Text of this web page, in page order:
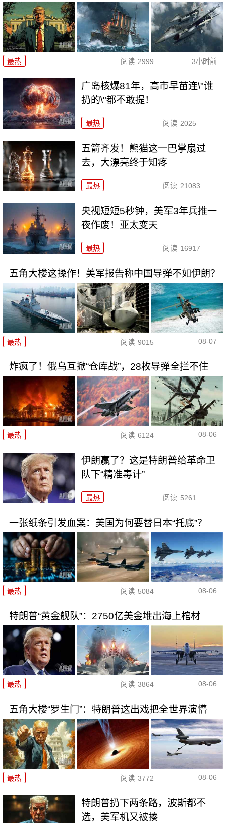
最热 阅读 2999 3小时前
广岛核爆81年，高市早苗连\"谁
扔的\"都不敢提！
最热 阅读 2025
五箭齐发！熊猫这一巴掌扇过
去，大漂亮终于知疼
最热 阅读 21083
央视短短5秒钟，美军3年兵推一
夜作废！亚太变天
最热 阅读 16917
五角大楼这操作！美军报告称中国导弹不如伊朗？
最热 阅读 9015 08-07
炸疯了！俄乌互掀“仓库战”，28枚导弹全拦不住
最热 阅读 6124 08-06
伊朗赢了？这是特朗普给革命卫
队下“精准毒计”
最热 阅读 5261
一张纸条引发血案：美国为何要替日本“托底”？
最热 阅读 5084 08-06
特朗普“黄金舰队”：2750亿美金堆出海上棺材
最热 阅读 3864 08-06
五角大楼“罗生门”：特朗普这出戏把全世界演懵
最热 阅读 3772 08-06
特朗普扔下两条路，波斯都不
选，美军机又被揍